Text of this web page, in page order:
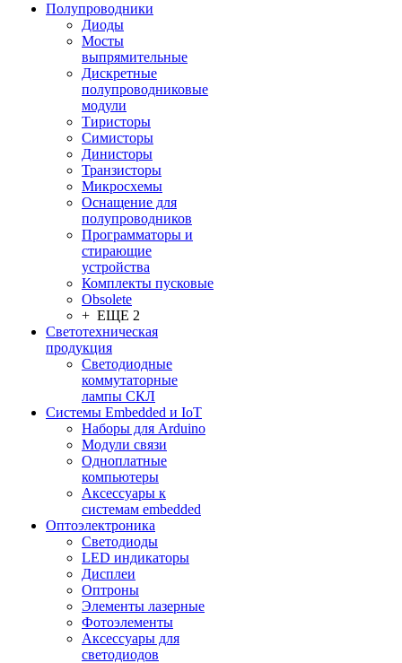
Полупроводники
Диоды
Мосты
выпрямительные
Дискретные
полупроводниковые
модули
Тиристоры
Симисторы
Динисторы
Транзисторы
Микросхемы
Оснащение для
полупроводников
Программаторы и
стирающие
устройства
Комплекты пусковые
Obsolete
+ ЕЩЕ 2
Светотехническая
продукция
Светодиодные
коммутаторные
лампы СКЛ
Системы Embedded и IoT
Наборы для Arduino
Модули связи
Одноплатные
компьютеры
Аксессуары к
системам embedded
Oптоэлектроника
Светодиоды
LED индикаторы
Дисплеи
Оптроны
Элементы лазерные
Фотоэлементы
Аксессуары для
светодиодов